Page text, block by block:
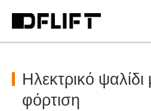
Ηλεκτρικό
φόρτιση